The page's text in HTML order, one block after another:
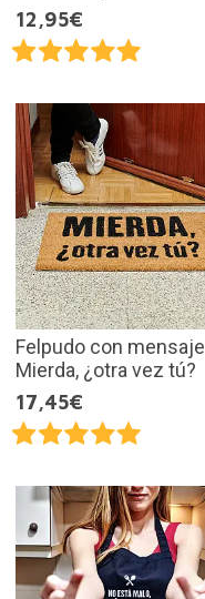
12,95€
Felpudo con mensaje
Mierda, ¿otra vez tú?
17,45€